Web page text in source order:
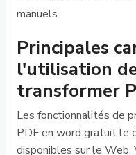
manuels.
Principales
l'utilisation
transformer
Les fonctionnalités de
PDF en word gratuit le
disponibles sur le